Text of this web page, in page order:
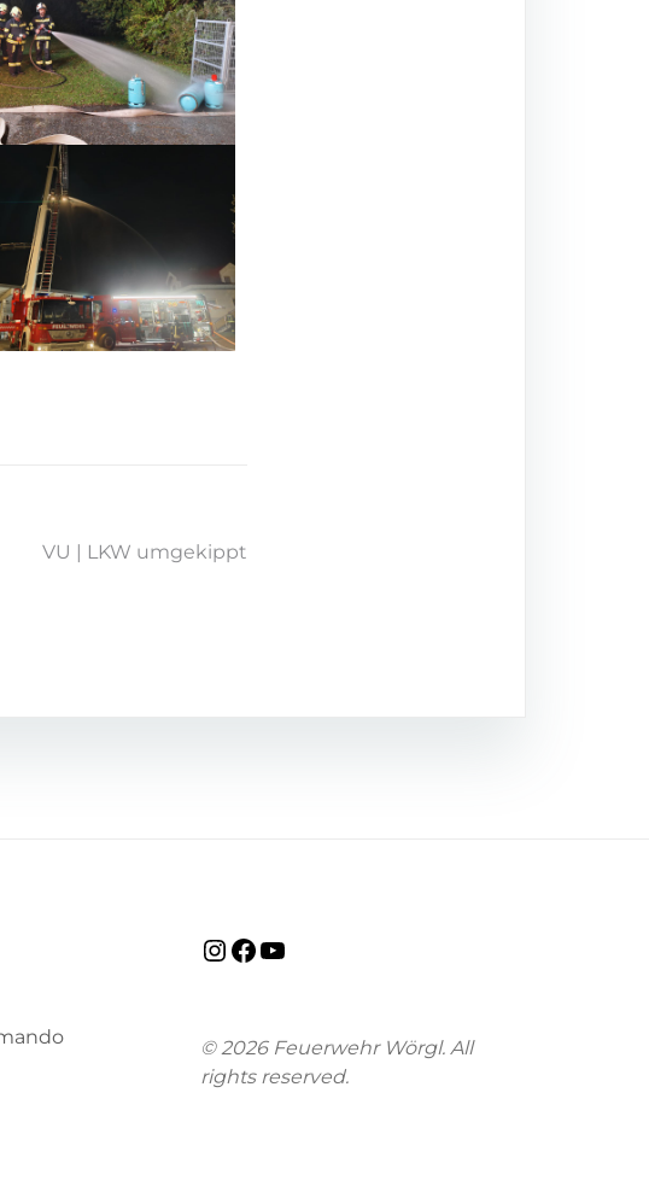
VU | LKW umgekippt
© 2026 Feuerwehr Wörgl. All
rights reserved.